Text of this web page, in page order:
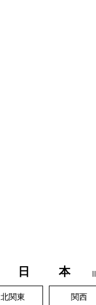
日 本
北関東 関西